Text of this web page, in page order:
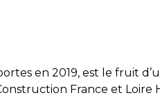
en 2019, est le fruit
France et Loire